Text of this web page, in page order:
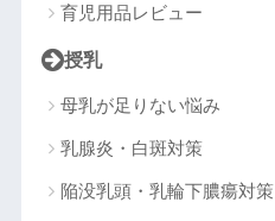
育児用品レビュー
授乳
母乳が足りない悩み
乳腺炎・白斑対策
陥没乳頭・乳輪下膿瘍対策